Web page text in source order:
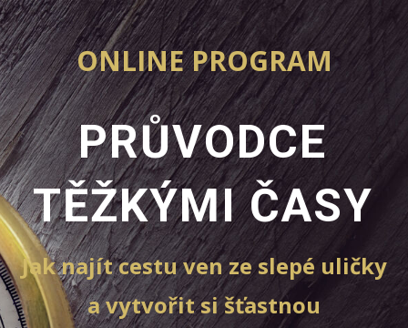
ONLINE PROGRAM
PRŮVODCE
TĚŽKÝMIČASY
Jak najít cestu ven ze slepé uličky
a vytvořit si šťastnou